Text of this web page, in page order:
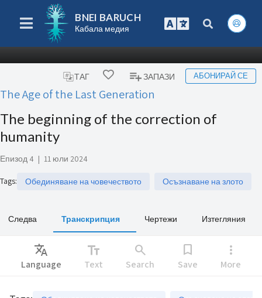
BNEI BARUCH
Кабала медия
ТАГ ЗАПАЗИ АБОНИРАЙ СЕ
The Age of the Last Generation
The beginning of the correction of
humanity
Епизод 4 | 11 юли 2024
Tags: Обединяване на човечеството Осъзнаване на злото
Следва Транскрипция Чертежи Изтегляния
Translate
Language
text_fields
Text
search
Search
bookmark
Save
more_vert
More